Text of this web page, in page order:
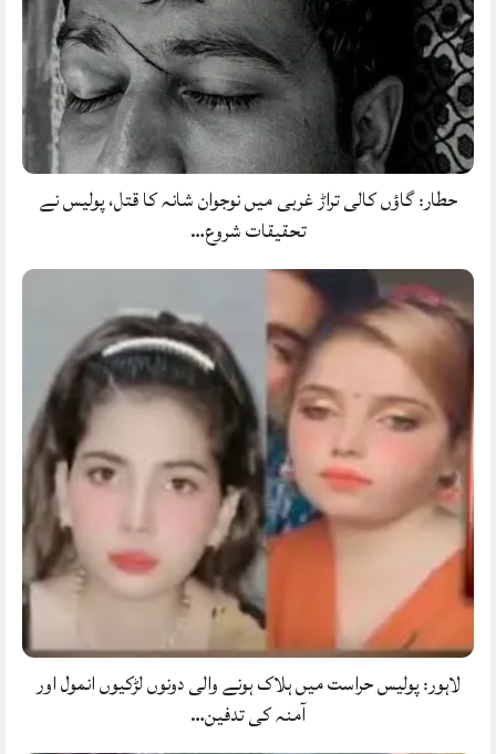
حطار: گاؤں کالی تراڑ غربی میں نوجوان شانہ کا قتل، پولیس نے
تحقیقات شروع…
لاہور: پولیس حراست میں ہلاک ہونے والی دونوں لڑکیوں انمول اور
آمنہ کی تدفین…